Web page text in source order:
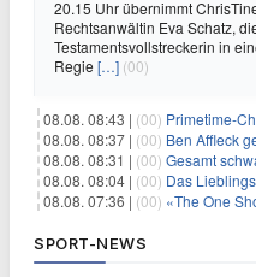
20.15 Uhr übernimmt
Rechtsanwältin Eva Schatz,
Testamentsvollstreckerin in
Regie […] (00)
08.08. 08:43 | (00) Primetime-
08.08. 08:37 | (00) Ben Affleck
08.08. 08:31 | (00) Gesamt schwach
08.08. 08:04 | (00) Das Lieblingsgericht
08.08. 07:36 | (00) «The One
SPORT-NEWS